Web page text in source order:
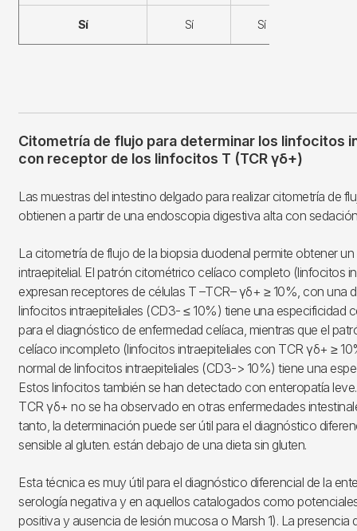
Sí Sí Sí (total)
Citometría de flujo para determinar los linfocitos
con receptor de los linfocitos T (TCR γδ+)
Las muestras del intestino delgado para realizar citometría de
obtienen a partir de una endoscopia digestiva alta con
La citometría de flujo de la biopsia duodenal permite obtener
intraepitelial. El patrón citométrico celíaco completo (linfocitos
expresan receptores de células T –TCR– γδ+ ≥ 10%, con una
linfocitos intraepiteliales (CD3- ≤ 10%) tiene una especificidad
para el diagnóstico de enfermedad celíaca, mientras que el
celíaco incompleto (linfocitos intraepiteliales con TCR γδ+ ≥
normal de linfocitos intraepiteliales (CD3-> 10%) tiene una
Estos linfocitos también se han detectado con enteropatía
TCR γδ+ no se ha observado en otras enfermedades
tanto, la determinación puede ser útil para el diagnóstico
sensible al gluten. están debajo de una dieta sin gluten.
Esta técnica es muy útil para el diagnóstico diferencial de la
serología negativa y en aquellos catalogados como
positiva y ausencia de lesión mucosa o Marsh 1). La presencia